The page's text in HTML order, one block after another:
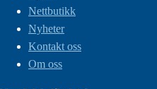
Nettbutikk
Nyheter
Kontakt oss
Om oss